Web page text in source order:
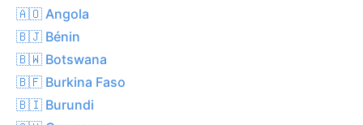
🇦🇴 Angola
🇧🇯 Bénin
🇧🇼 Botswana
🇧🇫 Burkina Faso
🇧🇮 Burundi